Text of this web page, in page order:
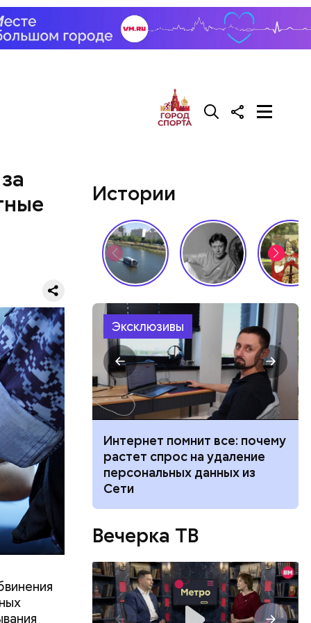
возле
в
Истории
Эксклюзивы
какой
на
Интернет помнит все: почему
растет спрос на удаление
персональных данных из
Сети
Вечерка ТВ